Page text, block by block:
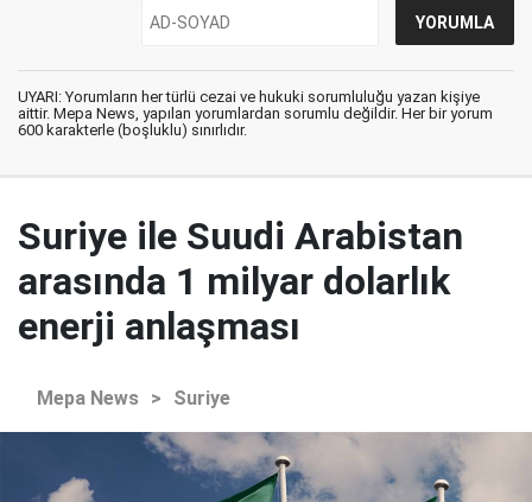
UYARI: Yorumların her türlü cezai ve hukuki sorumluluğu yazan kişiye
aittir. Mepa News, yapılan yorumlardan sorumlu değildir. Her bir yorum
600 karakterle (boşluklu) sınırlıdır.
Suriye ile Suudi Arabistan
arasında 1 milyar dolarlık
enerji anlaşması
Mepa News > Suriye